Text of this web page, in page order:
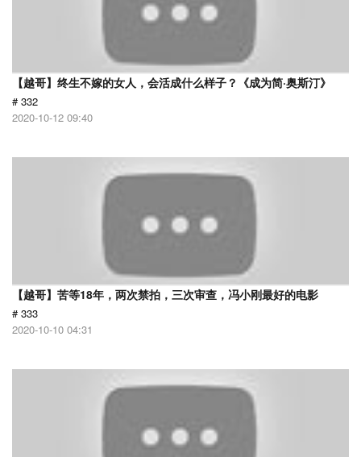
【越哥】终生不嫁的女人，会活成什么样子？《成为简·奥斯汀》
# 332
2020-10-12 09:40
【越哥】苦等18年，两次禁拍，三次审查，冯小刚最好的电影
# 333
2020-10-10 04:31